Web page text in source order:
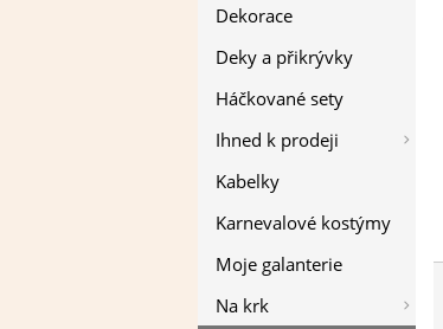
Dekorace
Deky a přikrývky
Háčkované sety
Ihned k prodeji
Kabelky
Karnevalové kostýmy
Moje galanterie
Na krk